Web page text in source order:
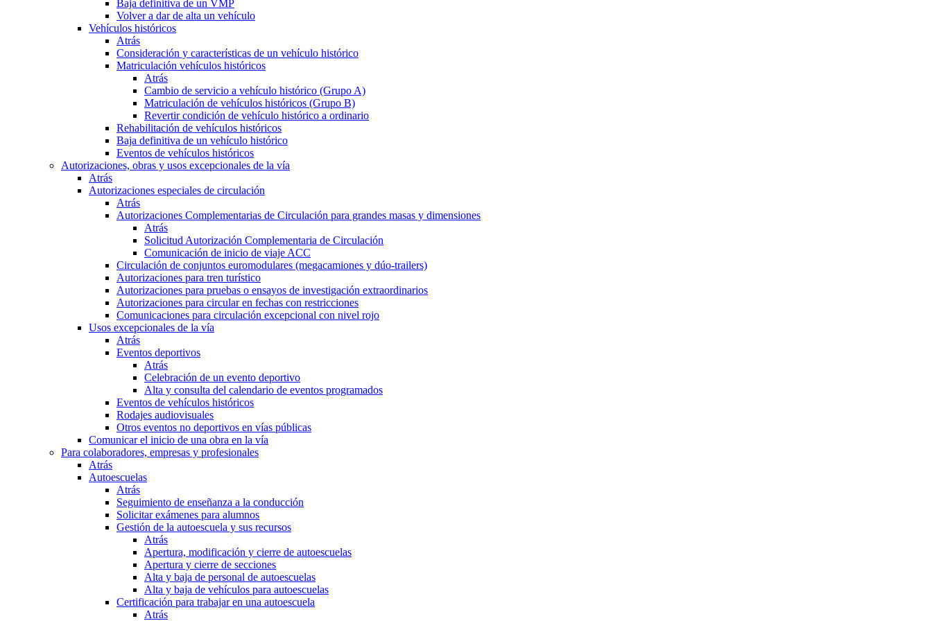
Baja definitiva de un VMP
Volver a dar de alta un vehículo
Vehículos históricos
Atrás
Consideración y características de un vehículo histórico
Matriculación vehículos históricos
Atrás
Cambio de servicio a vehículo histórico (Grupo A)
Matriculación de vehículos históricos (Grupo B)
Revertir condición de vehículo histórico a ordinario
Rehabilitación de vehículos históricos
Baja definitiva de un vehículo histórico
Eventos de vehículos históricos
Autorizaciones, obras y usos excepcionales de la vía
Atrás
Autorizaciones especiales de circulación
Atrás
Autorizaciones Complementarias de Circulación para grandes masas y dimensiones
Atrás
Solicitud Autorización Complementaria de Circulación
Comunicación de inicio de viaje ACC
Circulación de conjuntos euromodulares (megacamiones y dúo-trailers)
Autorizaciones para tren turístico
Autorizaciones para pruebas o ensayos de investigación extraordinarios
Autorizaciones para circular en fechas con restricciones
Comunicaciones para circulación excepcional con nivel rojo
Usos excepcionales de la vía
Atrás
Eventos deportivos
Atrás
Celebración de un evento deportivo
Alta y consulta del calendario de eventos programados
Eventos de vehículos históricos
Rodajes audiovisuales
Otros eventos no deportivos en vías públicas
Comunicar el inicio de una obra en la vía
Para colaboradores, empresas y profesionales
Atrás
Autoescuelas
Atrás
Seguimiento de enseñanza a la conducción
Solicitar exámenes para alumnos
Gestión de la autoescuela y sus recursos
Atrás
Apertura, modificación y cierre de autoescuelas
Apertura y cierre de secciones
Alta y baja de personal de autoescuelas
Alta y baja de vehículos para autoescuelas
Certificación para trabajar en una autoescuela
Atrás